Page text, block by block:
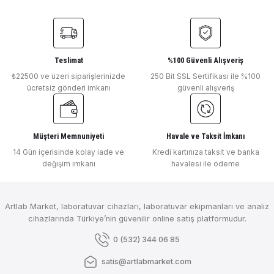
Ürün bilgilerinde hatalar bulunuyor.
Ürün fiyatı diğer sitelerden daha pahalı.
Bu ürüne benzer farklı alternatifler olmalı.
Hanna Profesyonel Su Geçirmez Taşınabilir pH / ORP Metre pH; -2.000
₺ 54.325
HANNA Cam Gövde ORP Elektrodu, Hızlı Bağlantı DIN Konnektörlü HI36183
Hanna 0,01 pH Çözünürlüklü Masaüstü pH/mV Ölçer HI2211-02
Teslimat
₺22500 ve üzeri siparişlerinizde
ücretsiz gönderi imkanı
%100 Güvenli Alışveriş
250 Bit SSL Sertifikası ile %100
güvenli alışveriş
Müşteri Memnuniyeti
14 Gün içerisinde kolay iade ve
değişim imkanı
Havale ve Taksit İmkanı
Kredi kartınıza taksit ve banka
havalesi ile ödeme
Artlab Market, laboratuvar cihazları, laboratuvar ekipmanları ve analiz
cihazlarında Türkiye’nin güvenilir online satış platformudur.
0 (532) 344 06 85
satis@artlabmarket.com